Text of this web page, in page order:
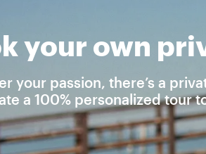
your own
your passion, there’s a
a 100% personalized tour